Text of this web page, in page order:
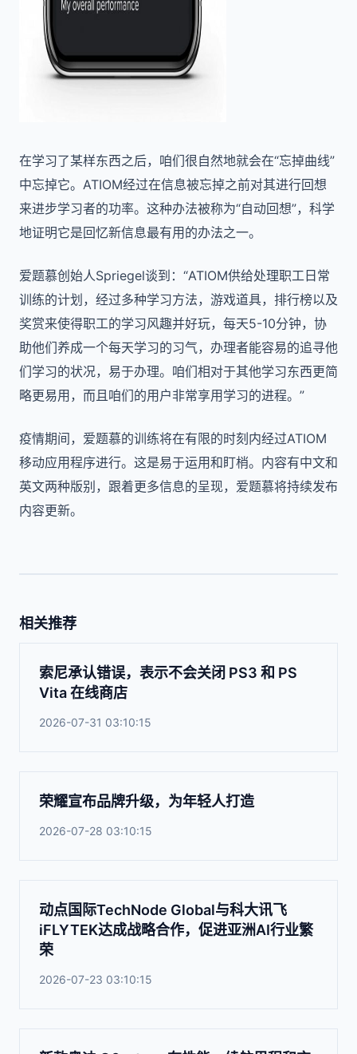
在学习了某样东西之后，咱们很自然地就会在“忘掉曲线”
中忘掉它。ATIOM经过在信息被忘掉之前对其进行回想
来进步学习者的功率。这种办法被称为“自动回想”，科学
地证明它是回忆新信息最有用的办法之一。
爱题慕创始人Spriegel谈到：“ATIOM供给处理职工日常
训练的计划，经过多种学习方法，游戏道具，排行榜以及
奖赏来使得职工的学习风趣并好玩，每天5-10分钟，协
助他们养成一个每天学习的习气，办理者能容易的追寻他
们学习的状况，易于办理。咱们相对于其他学习东西更简
略更易用，而且咱们的用户非常享用学习的进程。”
疫情期间，爱题慕的训练将在有限的时刻内经过ATIOM
移动应用程序进行。这是易于运用和盯梢。内容有中文和
英文两种版别，跟着更多信息的呈现，爱题慕将持续发布
内容更新。
相关推荐
索尼承认错误，表示不会关闭 PS3 和 PS
Vita 在线商店
2026-07-31 03:10:15
荣耀宣布品牌升级，为年轻人打造
2026-07-28 03:10:15
动点国际TechNode Global与科大讯飞
iFLYTEK达成战略合作，促进亚洲AI行业繁
荣
2026-07-23 03:10:15